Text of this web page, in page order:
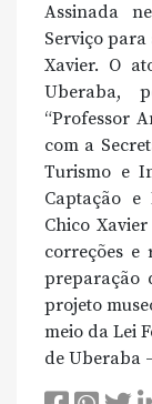
Assinada
Serviço
Xavier. O
Uberaba,
“Professor
com a
Turismo e
Captação
Chico
correções e
preparação
projeto
meio da Lei
de Uberaba